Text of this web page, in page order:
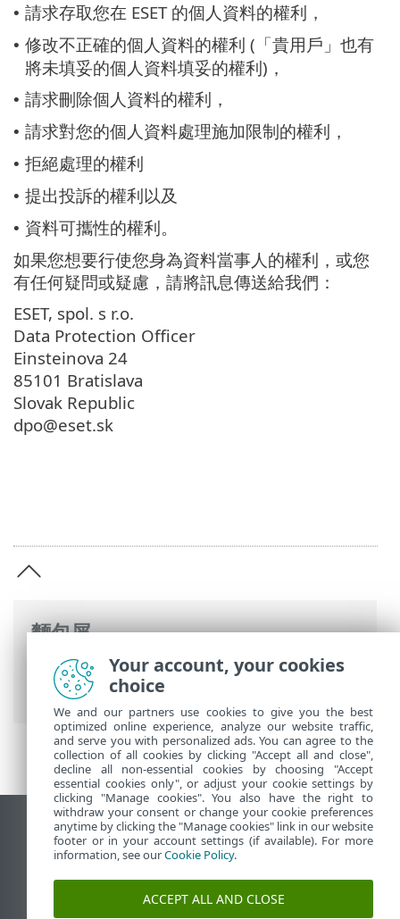
麵包屑
ESET 線上說明>ESET PROTECT On-Prem
法律文件
> 隱私權原則
• 請求存取您在 ESET 的個人資料的權利，
• 修改不正確的個人資料的權利 (「貴用戶」也有
將未填妥的個人資料填妥的權利)，
• 請求刪除個人資料的權利，
• 請求對您的個人資料處理施加限制的權利，
• 拒絕處理的權利
• 提出投訴的權利以及
• 資料可攜性的權利。
如果您想要行使您身為資料當事人的權利，或您
有任何疑問或疑慮，請將訊息傳送給我們：
ESET, spol. s r.o.
Data Protection Officer
Einsteinova 24
85101 Bratislava
Slovak Republic
dpo@eset.sk
檢視桌面網站
End of Life
ESET 知識庫
Your account, your cookies
choice
We and our partners use cookies to give you the best
optimized online experience, analyze our website traffic,
and serve you with personalized ads. You can agree to the
collection of all cookies by clicking "Accept all and close",
decline all non-essential cookies by choosing "Accept
essential cookies only", or adjust your cookie settings by
clicking "Manage cookies". You also have the right to
withdraw your consent or change your cookie preferences
anytime by clicking the "Manage cookies" link in our website
footer or in your account settings (if available). For more
information, see ourCookie Policy.
ACCEPT ALL AND CLOSE